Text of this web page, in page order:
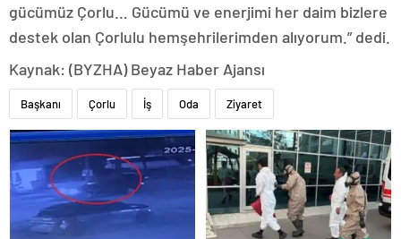
gücümüz Çorlu… Gücümü ve enerjimi her daim bizlere
destek olan Çorlulu hemşehrilerimden alıyorum.” dedi.
Kaynak: (BYZHA) Beyaz Haber Ajansı
Başkanı Çorlu İş Oda Ziyaret